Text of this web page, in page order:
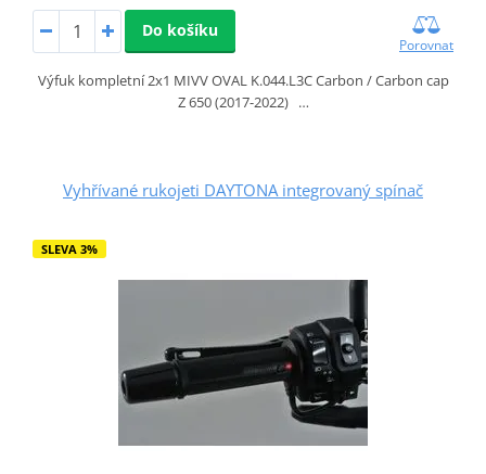
Do košíku
Porovnat
Výfuk kompletní 2x1 MIVV OVAL K.044.L3C Carbon / Carbon cap
Z 650 (2017-2022) …
Vyhřívané rukojeti DAYTONA integrovaný spínač
SLEVA 3%